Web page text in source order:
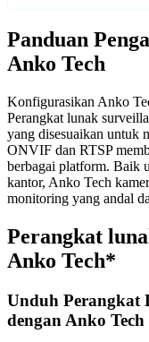
Panduan
Anko Tech
Konfigurasikan Anko
Perangkat lunak
yang disesuaikan untuk
ONVIF dan RTSP
berbagai platform. Baik
kantor, Anko Tech
monitoring yang andal
Perangkat
Anko Tech*
Unduh Perangkat
dengan Anko Tech